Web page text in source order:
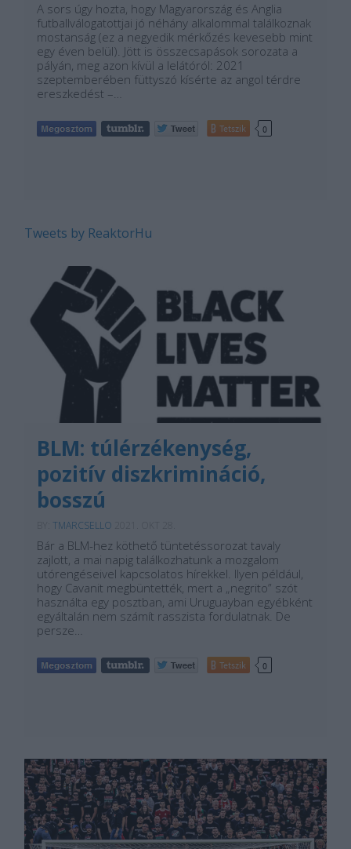
A sors úgy hozta, hogy Magyarország és Anglia
futballválogatottjai jó néhány alkalommal találkoznak
mostanság (ez a negyedik mérkőzés kevesebb mint
egy éven belül). Jött is összecsapások sorozata a
pályán, meg azon kívül a lelátóról: 2021
szeptemberében füttyszó kísérte az angol térdre
ereszkedést –…
Tetszik 0
Tweets by ReaktorHu
BLM: túlérzékenység,
pozitív diszkrimináció,
bosszú
TMARCSELLO
Bár a BLM-hez köthető tüntetéssorozat tavaly
zajlott, a mai napig találkozhatunk a mozgalom
utórengéseivel kapcsolatos hírekkel. Ilyen például,
hogy Cavanit megbüntették, mert a „negrito” szót
használta egy posztban, ami Uruguayban egyébként
egyáltalán nem számít rasszista fordulatnak. De
persze…
Tetszik 0